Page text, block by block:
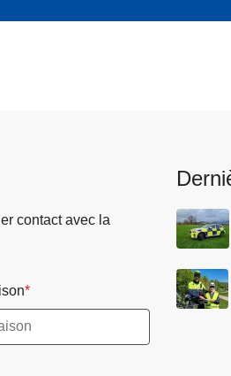
contact avec la